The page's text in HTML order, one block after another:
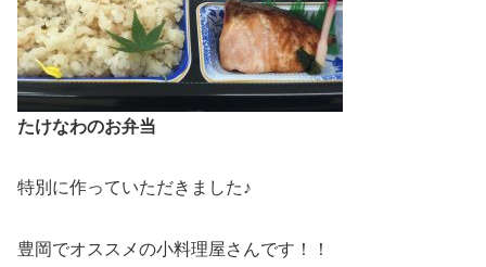
たけなわのお弁当
特別に作っていただきました♪
豊岡でオススメの小料理屋さんです！！